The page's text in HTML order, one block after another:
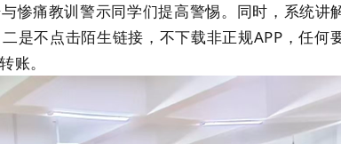
惨痛教训警示同学们提高警惕。同时，系统
是不点击陌生链接，不下载非正规APP，任
账。